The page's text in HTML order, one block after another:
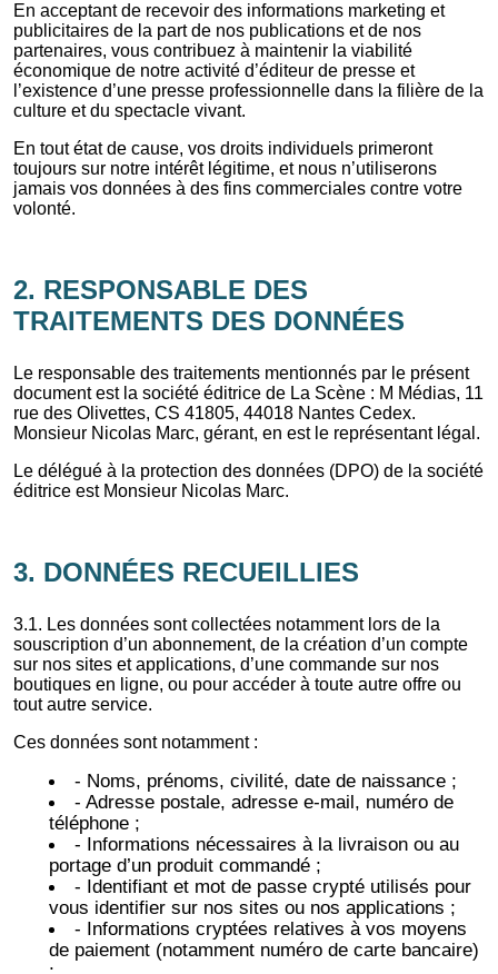
En acceptant de recevoir des informations marketing et
publicitaires de la part de nos publications et de nos
partenaires, vous contribuez à maintenir la viabilité
économique de notre activité d’éditeur de presse et
l’existence d’une presse professionnelle dans la filière de la
culture et du spectacle vivant.
En tout état de cause, vos droits individuels primeront
toujours sur notre intérêt légitime, et nous n’utiliserons
jamais vos données à des fins commerciales contre votre
volonté.
2. RESPONSABLE DES
TRAITEMENTS DES DONNÉES
Le responsable des traitements mentionnés par le présent
document est la société éditrice de La Scène : M Médias, 11
rue des Olivettes, CS 41805, 44018 Nantes Cedex.
Monsieur Nicolas Marc, gérant, en est le représentant légal.
Le délégué à la protection des données (DPO) de la société
éditrice est Monsieur Nicolas Marc.
3. DONNÉES RECUEILLIES
3.1. Les données sont collectées notamment lors de la
souscription d’un abonnement, de la création d’un compte
sur nos sites et applications, d’une commande sur nos
boutiques en ligne, ou pour accéder à toute autre offre ou
tout autre service.
Ces données sont notamment :
- Noms, prénoms, civilité, date de naissance ;
- Adresse postale, adresse e-mail, numéro de
téléphone ;
- Informations nécessaires à la livraison ou au
portage d’un produit commandé ;
- Identifiant et mot de passe crypté utilisés pour
vous identifier sur nos sites ou nos applications ;
- Informations cryptées relatives à vos moyens
de paiement (notamment numéro de carte bancaire)